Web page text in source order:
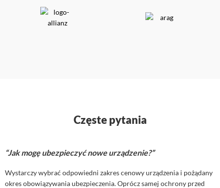
Częste pytania
“Jak mogę ubezpieczyć nowe urządzenie?”
Wystarczy wybrać odpowiedni zakres cenowy urządzenia i pożądany
okres obowiązywania ubezpieczenia. Oprócz samej ochrony przed